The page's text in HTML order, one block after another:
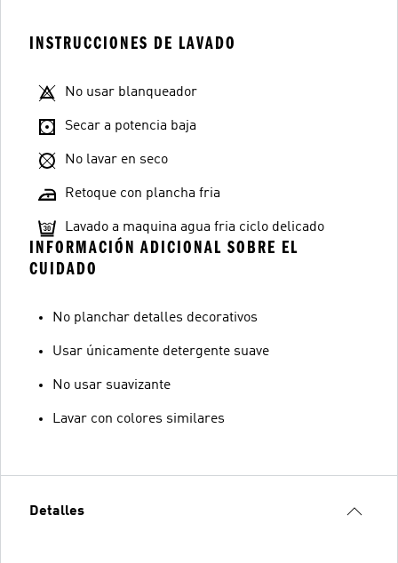
INSTRUCCIONES DE LAVADO
No usar blanqueador
Secar a potencia baja
No lavar en seco
Retoque con plancha fria
Lavado a maquina agua fria ciclo delicado
INFORMACIÓN ADICIONAL SOBRE EL
CUIDADO
No planchar detalles decorativos
Usar únicamente detergente suave
No usar suavizante
Lavar con colores similares
Detalles